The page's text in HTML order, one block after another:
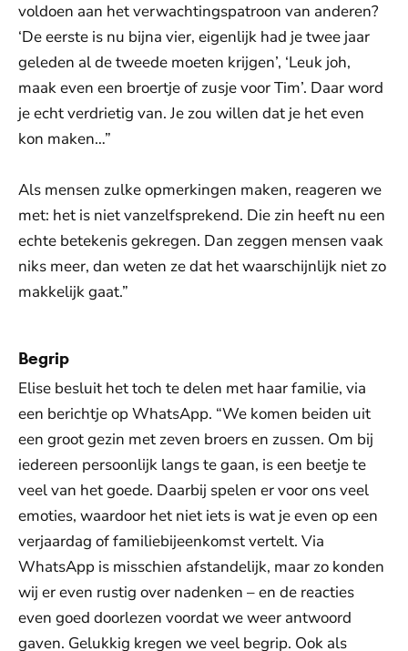
voldoen aan het verwachtingspatroon van anderen?
‘De eerste is nu bijna vier, eigenlijk had je twee jaar
geleden al de tweede moeten krijgen’, ‘Leuk joh,
maak even een broertje of zusje voor Tim’. Daar word
je echt verdrietig van. Je zou willen dat je het even
kon maken…”
Als mensen zulke opmerkingen maken, reageren we
met: het is niet vanzelfsprekend. Die zin heeft nu een
echte betekenis gekregen. Dan zeggen mensen vaak
niks meer, dan weten ze dat het waarschijnlijk niet zo
makkelijk gaat.”
Begrip
Elise besluit het toch te delen met haar familie, via
een berichtje op WhatsApp. “We komen beiden uit
een groot gezin met zeven broers en zussen. Om bij
iedereen persoonlijk langs te gaan, is een beetje te
veel van het goede. Daarbij spelen er voor ons veel
emoties, waardoor het niet iets is wat je even op een
verjaardag of familiebijeenkomst vertelt. Via
WhatsApp is misschien afstandelijk, maar zo konden
wij er even rustig over nadenken – en de reacties
even goed doorlezen voordat we weer antwoord
gaven. Gelukkig kregen we veel begrip. Ook als